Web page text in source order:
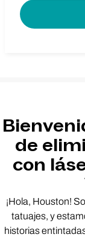
de
con
¡Hola, Houston!
tatuajes, y
historias